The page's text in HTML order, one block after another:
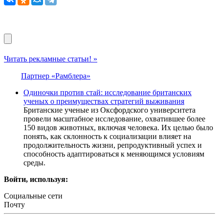
Читать рекламные статьи! »
Партнер «Рамблера»
Одиночки против стай: исследование британских
ученых о преимуществах стратегий выживания
Британские ученые из Оксфордского университета
провели масштабное исследование, охватившее более
150 видов животных, включая человека. Их целью было
понять, как склонность к социализации влияет на
продолжительность жизни, репродуктивный успех и
способность адаптироваться к меняющимся условиям
среды.
Войти, используя:
Социальные сети
Почту